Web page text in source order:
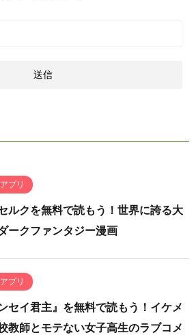
プリ
ルクを無料で読もう！世界に誇る大
ークファンタジー漫画
プリ
ンセイ君主』を無料で読もう！イケメ
教師とモテない女子高生のラブコメ